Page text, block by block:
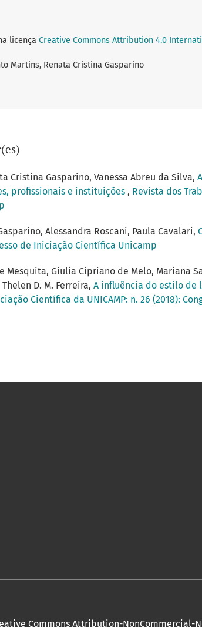
licença Creative Commons Attribution 4.0
Martins, Renata Cristina Gasparino
Cristina Gasparino, Vanessa Abreu da Silva,
profissionais e instituições , Revista dos
Alessandra Roscani, Paula Cavalari,
de Iniciação Científica Unicamp
Mesquita, Giulia Cipriano de Melo, Mariana
D. M. Ferreira, A influência do estilo de
Científica da UNICAMP: n. 26 (2018):
Commons Attribution-NonCommercial-